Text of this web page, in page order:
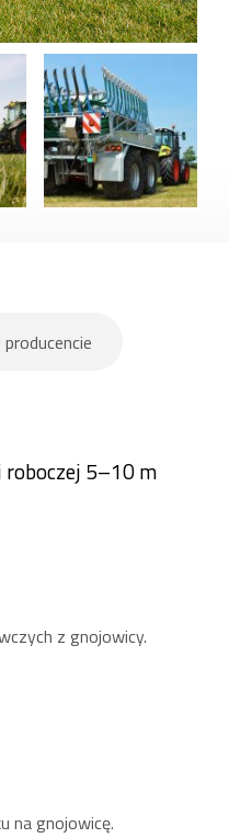
producencie
roboczej 5–10 m
z gnojowicy.
na gnojowicę.